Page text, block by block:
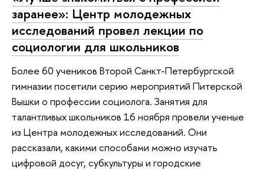
заранее»: Центр молодежных
исследований провел лекции по
социологии для школьников
Более 60 учеников Второй Санкт-Петербургской
гимназии посетили серию мероприятий Питерской
Вышки о профессии социолога. Занятия для
талантливых школьников 16 ноября провели ученые
из Центра молодежных исследований. Они
рассказали, какими способами можно изучать
цифровой досуг, субкультуры и городские